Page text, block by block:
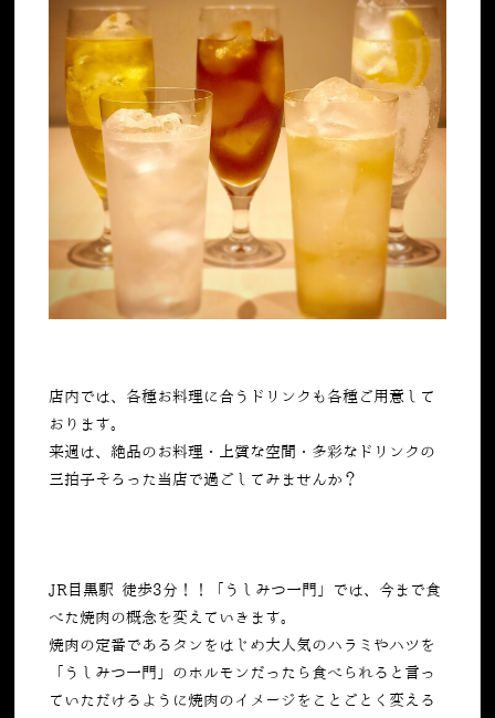
店内では、各種お料理に合うドリンクも各種ご用意して
おります。
来週は、絶品のお料理・上質な空間・多彩なドリンクの
三拍子そろった当店で過ごしてみませんか？
JR目黒駅 徒歩3分！！「うしみつ一門」では、今まで食
べた焼肉の概念を変えていきます。
焼肉の定番であるタンをはじめ大人気のハラミやハツを
「うしみつ一門」のホルモンだったら食べられると言っ
ていただけるように焼肉のイメージをことごとく変える